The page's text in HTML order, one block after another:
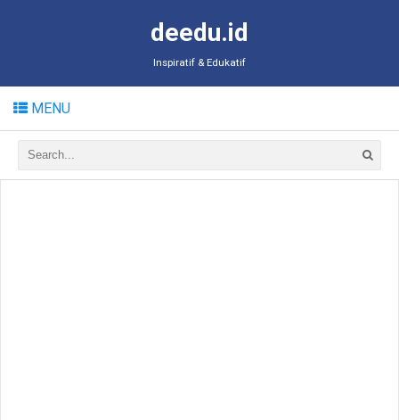
deedu.id
Inspiratif & Edukatif
MENU